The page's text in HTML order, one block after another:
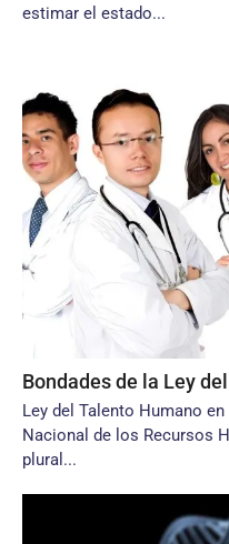
estimar el estado...
Bondades de la Ley
Ley del Talento Humano
Nacional de los Recursos
plural...